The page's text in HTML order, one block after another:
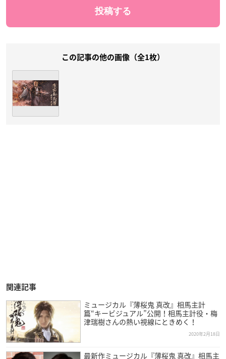
この記事の他の画像（全1枚）
関連記事
ミュージカル『薄桜鬼 真改』相馬主計
篇“キービジュアル”公開！相馬主計役・梅
津瑞樹さんの熱い視線にときめく！
2020年2月18日
最新作ミュージカル『薄桜鬼 真改』相馬主